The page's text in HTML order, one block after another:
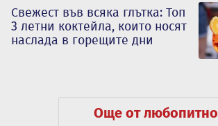
Свежест във всяка глътка: Топ
3 летни коктейла, които носят
наслада в горещите дни
Още от любопитно